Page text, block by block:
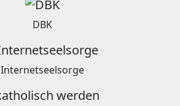
DBK
Internetseelsorge